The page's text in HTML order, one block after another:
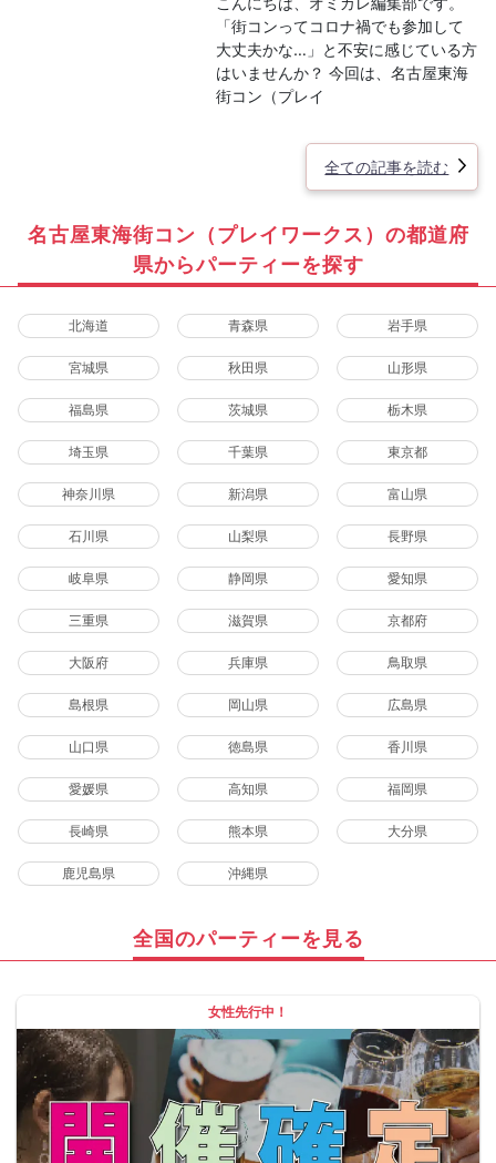
「街コンってコロナ禍でも参加して
大丈夫かな…」と不安に感じている方
はいませんか？ 今回は、名古屋東海
街コン（プレイ
全ての記事を読む
名古屋東海街コン（プレイワークス）の都道府
県からパーティーを探す
北海道 青森県 岩手県
宮城県 秋田県 山形県
福島県 茨城県 栃木県
埼玉県 千葉県 東京都
神奈川県 新潟県 富山県
石川県 山梨県 長野県
岐阜県 静岡県 愛知県
三重県 滋賀県 京都府
大阪府 兵庫県 鳥取県
島根県 岡山県 広島県
山口県 徳島県 香川県
愛媛県 高知県 福岡県
長崎県 熊本県 大分県
鹿児島県 沖縄県
全国のパーティーを見る
女性先行中！